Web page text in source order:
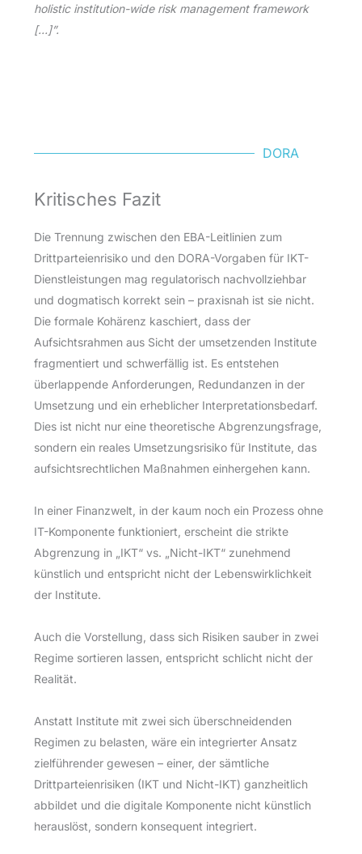
holistic institution-wide risk management framework
[…]”.
DORA
Kritisches Fazit
Die Trennung zwischen den EBA-Leitlinien zum
Drittparteienrisiko und den DORA-Vorgaben für IKT-
Dienstleistungen mag regulatorisch nachvollziehbar
und dogmatisch korrekt sein – praxisnah ist sie nicht.
Die formale Kohärenz kaschiert, dass der
Aufsichtsrahmen aus Sicht der umsetzenden Institute
fragmentiert und schwerfällig ist. Es entstehen
überlappende Anforderungen, Redundanzen in der
Umsetzung und ein erheblicher Interpretationsbedarf.
Dies ist nicht nur eine theoretische Abgrenzungsfrage,
sondern ein reales Umsetzungsrisiko für Institute, das
aufsichtsrechtlichen Maßnahmen einhergehen kann.
In einer Finanzwelt, in der kaum noch ein Prozess ohne
IT-Komponente funktioniert, erscheint die strikte
Abgrenzung in „IKT“ vs. „Nicht-IKT“ zunehmend
künstlich und entspricht nicht der Lebenswirklichkeit
der Institute.
Auch die Vorstellung, dass sich Risiken sauber in zwei
Regime sortieren lassen, entspricht schlicht nicht der
Realität.
Anstatt Institute mit zwei sich überschneidenden
Regimen zu belasten, wäre ein integrierter Ansatz
zielführender gewesen – einer, der sämtliche
Drittparteienrisiken (IKT und Nicht-IKT) ganzheitlich
abbildet und die digitale Komponente nicht künstlich
herauslöst, sondern konsequent integriert.